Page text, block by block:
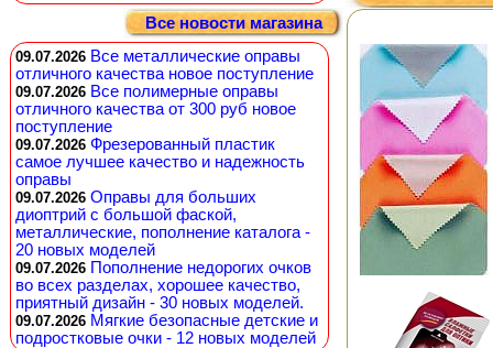
Все новости магазина
09.07.2026 Все металлические оправы
отличного качества новое поступление
09.07.2026 Все полимерные оправы
отличного качества от 300 руб новое
поступление
09.07.2026 Фрезерованный пластик
самое лучшее качество и надежность
оправы
09.07.2026 Оправы для больших
диоптрий с большой фаской,
металлические, пополнение каталога -
20 новых моделей
09.07.2026 Пополнение недорогих очков
во всех разделах, хорошее качество,
приятный дизайн - 30 новых моделей.
09.07.2026 Мягкие безопасные детские и
подростковые очки - 12 новых моделей